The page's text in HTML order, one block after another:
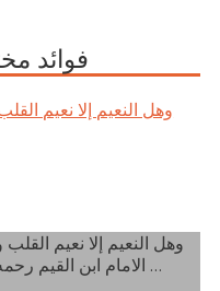
فوائد
وهل النعيم إلا نعيم
الامام ابن القيم رحمه الله “لا تحسب …